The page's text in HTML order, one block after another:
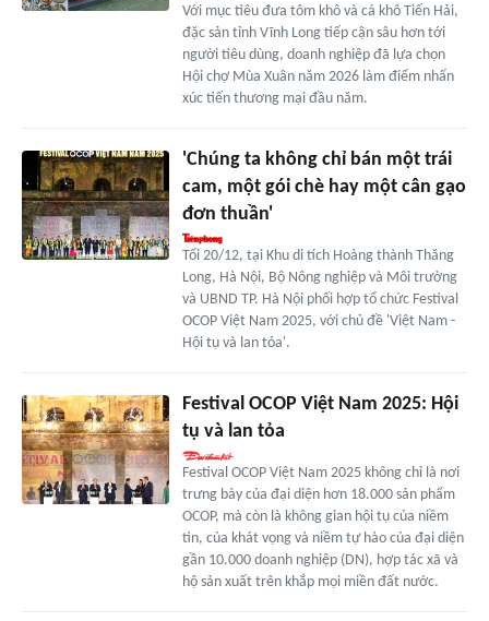
Với mục tiêu đưa tôm khô và cá khô Tiến Hải,
đặc sản tỉnh Vĩnh Long tiếp cận sâu hơn tới
người tiêu dùng, doanh nghiệp đã lựa chọn
Hội chợ Mùa Xuân năm 2026 làm điểm nhấn
xúc tiến thương mại đầu năm.
'Chúng ta không chỉ bán một trái
cam, một gói chè hay một cân gạo
đơn thuần'
Tối 20/12, tại Khu di tích Hoàng thành Thăng
Long, Hà Nội, Bộ Nông nghiệp và Môi trường
và UBND TP. Hà Nội phối hợp tổ chức Festival
OCOP Việt Nam 2025, với chủ đề 'Việt Nam -
Hội tụ và lan tỏa'.
Festival OCOP Việt Nam 2025: Hội
tụ và lan tỏa
Festival OCOP Việt Nam 2025 không chỉ là nơi
trưng bày của đại diện hơn 18.000 sản phẩm
OCOP, mà còn là không gian hội tụ của niềm
tin, của khát vọng và niềm tự hào của đại diện
gần 10.000 doanh nghiệp (DN), hợp tác xã và
hộ sản xuất trên khắp mọi miền đất nước.